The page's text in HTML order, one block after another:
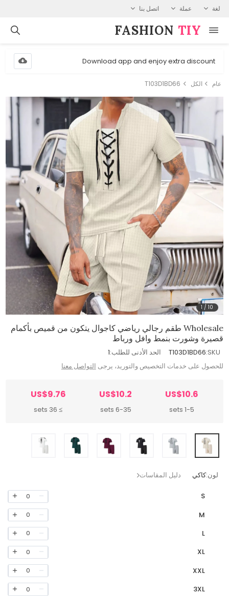
لغة عملة اتصل بنا
FASHION⁠ TIY
Download app and enjoy extra discount
عام الكل T103D1BD66
1 /10
Wholesale طقم رجالي رياضي كاجوال يتكون من قميص بأكمام
قصيرة وشورت بنمط وافل ورباط
SKU:
T103D1BD66 الحد الأدنى للطلب:1
للحصول على خدمات التخصيص والتوريد، يرجى التواصل معنا
US$10.6
1-5 sets
US$10.2
6-35 sets
US$9.76
≥ 36 sets
لون:كاكي دليل المقاسات
S
0
M
0
L
0
XL
0
XXL
0
3XL
0